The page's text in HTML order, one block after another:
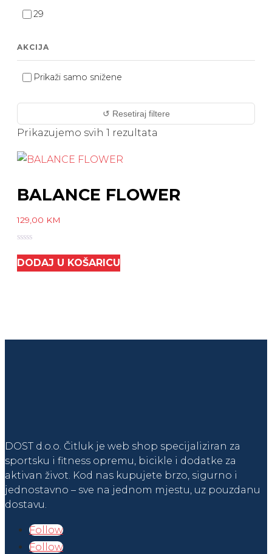
29
AKCIJA
Prikaži samo snižene
↺ Resetiraj filtere
Prikazujemo svih 1 rezultata
BALANCE FLOWER
129,00 KM
out
of
5
DODAJ U KOŠARICU
DOST d.o.o. Čitluk je web shop specijaliziran za
sportsku i fitness opremu, bicikle i dodatke za
aktivan život. Kod nas kupujete brzo, sigurno i
jednostavno – sve na jednom mjestu, uz pouzdanu
dostavu.
Follow
Follow